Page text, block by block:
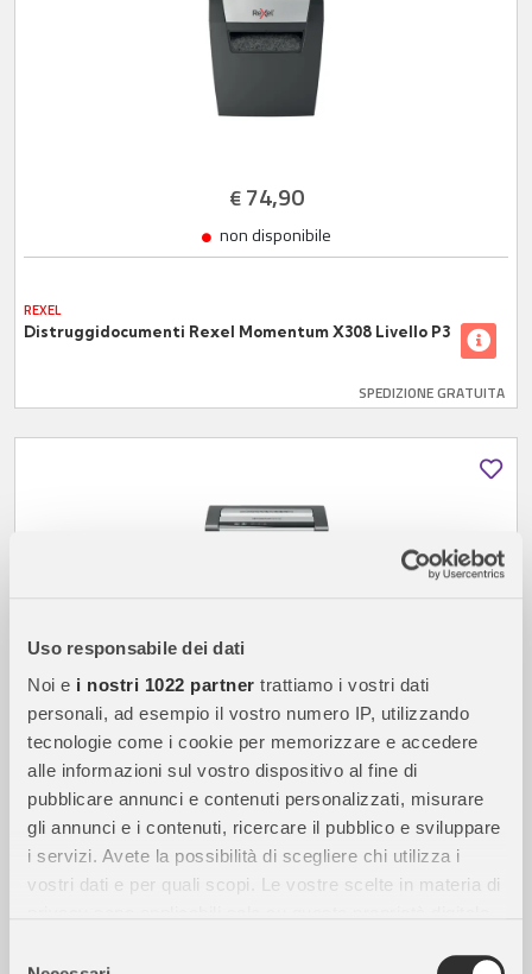
Uso responsabile dei dati
Noi e i nostri 1022 partner trattiamo i vostri dati
personali, ad esempio il vostro numero IP, utilizzando
tecnologie come i cookie per memorizzare e accedere
alle informazioni sul vostro dispositivo al fine di
pubblicare annunci e contenuti personalizzati, misurare
gli annunci e i contenuti, ricercare il pubblico e sviluppare
i servizi. Avete la possibilità di scegliere chi utilizza i
vostri dati e per quali scopi. Le vostre scelte in materia di
€74,90
non disponibile
REXEL
Distruggidocumenti Rexel Momentum X308 Livello P3
SPEDIZIONE GRATUITA
consegna entro 7 giorni (maggiori info)
REXEL
Distruggidocumenti Rexel Momentum X312 Livello P3